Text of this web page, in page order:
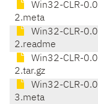
Win32-CLR-0.0
2.meta
Win32-CLR-0.0
2.readme
Win32-CLR-0.0
2.tar.gz
Win32-CLR-0.0
3.meta